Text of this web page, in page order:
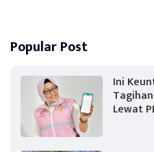
Popular Post
Ini
Lewat